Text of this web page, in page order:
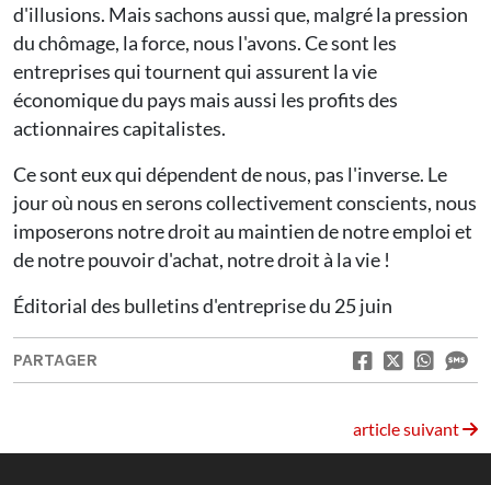
d'illusions. Mais sachons aussi que, malgré la pression
du chômage, la force, nous l'avons. Ce sont les
entreprises qui tournent qui assurent la vie
économique du pays mais aussi les profits des
actionnaires capitalistes.
Ce sont eux qui dépendent de nous, pas l'inverse. Le
jour où nous en serons collectivement conscients, nous
imposerons notre droit au maintien de notre emploi et
de notre pouvoir d'achat, notre droit à la vie !
Éditorial des bulletins d'entreprise du 25 juin
PARTAGER
article suivant